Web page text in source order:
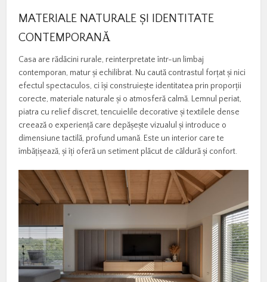
MATERIALE NATURALE ȘI IDENTITATE
CONTEMPORANĂ
Casa are rădăcini rurale, reinterpretate într-un limbaj
contemporan, matur și echilibrat. Nu caută contrastul forțat și nici
efectul spectaculos, ci își construiește identitatea prin proporții
corecte, materiale naturale și o atmosferă calmă. Lemnul periat,
piatra cu relief discret, tencuielile decorative și textilele dense
creează o experiență care depășește vizualul și introduce o
dimensiune tactilă, profund umană. Este un interior care te
îmbățișează, și îți oferă un setiment plăcut de căldură și confort.